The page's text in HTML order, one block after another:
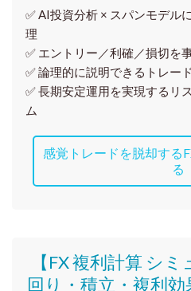
✅ AI投資分析 × スパンモデル
理
✅ エントリー／利確／損切を
✅ 論理的に説明できるトレー
✅ 長期安定運用を実現するリ
ム
感覚トレードを脱却する
る
【FX 複利計算 シ
回り・積立・複利